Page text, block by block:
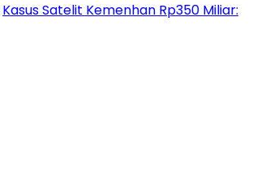
Kasus Satelit Kemenhan Rp350 Miliar: